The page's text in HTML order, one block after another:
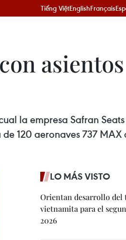
Tiếng ViệtEnglishFrançais
asientos
la empresa Safran Seats
120 aeronaves 737 MAX
LO MÁS VISTO
Orientan desarrollo del
vietnamita para el
2026